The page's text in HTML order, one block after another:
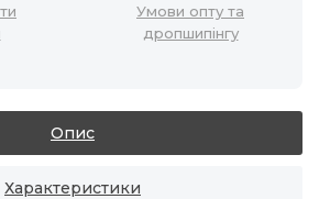
Умови опту та
дропшипінгу
Опис
Характеристики